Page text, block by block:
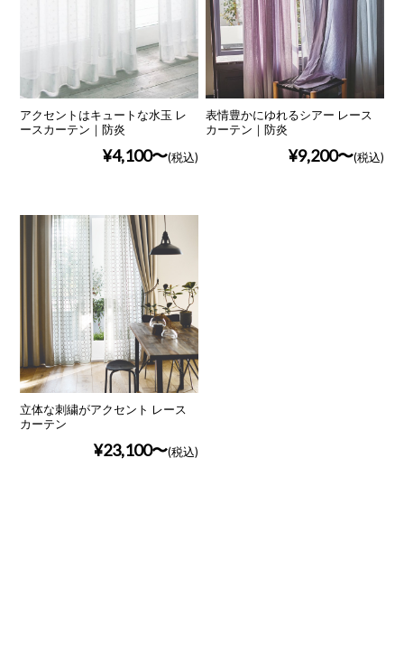
アクセントはキュートな水玉 レ
ースカーテン｜防炎
¥4,100 (税込)
表情豊かにゆれるシアー レース
カーテン｜防炎
¥9,200 (税込)
立体な刺繍がアクセント レース
カーテン
¥23,100 (税込)